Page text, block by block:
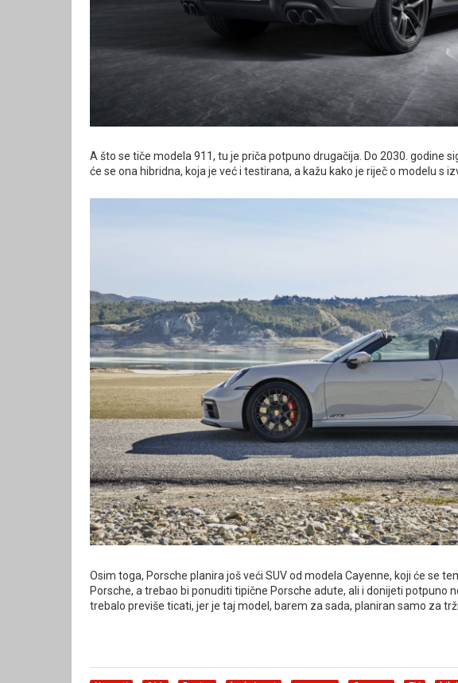
A što se tiče modela 911, tu je priča potpuno drugačija. Do 2030. godine
će se ona hibridna, koja je već i testirana, a kažu kako je riječ o modelu s
Osim toga, Porsche planira još veći SUV od modela Cayenne, koji će se
Porsche, a trebao bi ponuditi tipične Porsche adute, ali i donijeti potpuno
trebalo previše ticati, jer je taj model, barem za sada, planiran samo za